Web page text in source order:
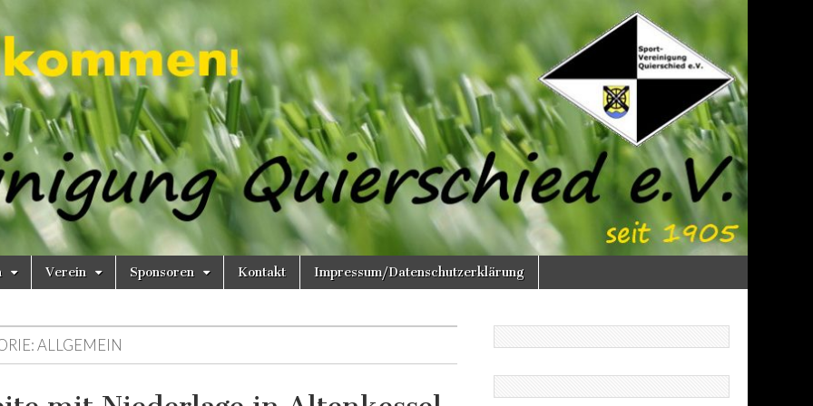
Verein Sponsoren Kontakt Impressum/Datenschutzerklärung
ALLGEMEIN